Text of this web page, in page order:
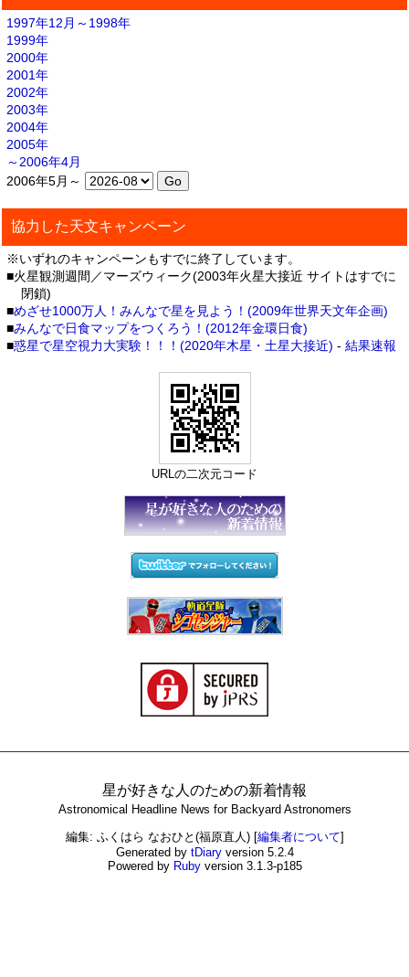
1997年12月～1998年
1999年
2000年
2001年
2002年
2003年
2004年
2005年
～2006年4月
2006年5月～
協力した天文キャンペーン
※いずれのキャンペーンもすでに終了しています。
■火星観測週間／マーズウィーク(2003年火星大接近 サイトはすでに
閉鎖)
■めざせ1000万人！みんなで星を見よう！(2009年世界天文年企画)
■みんなで日食マップをつくろう！(2012年金環日食)
■惑星で星空視力大実験！！！(2020年木星・土星大接近) - 結果速報
URLの二次元コード
星が好きな人のための新着情報
Astronomical Headline News for Backyard Astronomers
編集: ふくはら なおひと(福原直人) [編集者について]
Generated by tDiaryversion 5.2.4
Powered by Rubyversion 3.1.3-p185